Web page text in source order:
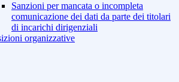
Sanzioni per mancata o incompleta
comunicazione dei dati da parte dei titolari
di incarichi dirigenziali
organizzative